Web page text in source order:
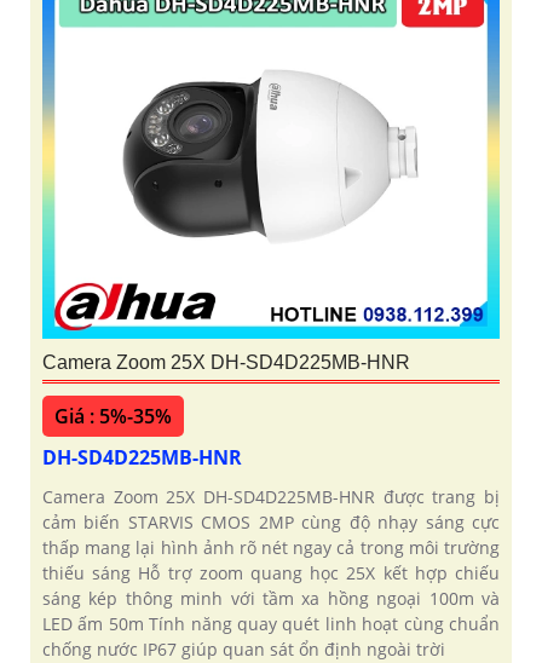
Camera Zoom 25X DH-SD4D225MB-HNR
Giá : 5%-35%
DH-SD4D225MB-HNR
Camera Zoom 25X DH-SD4D225MB-HNR được trang bị
cảm biến STARVIS CMOS 2MP cùng độ nhạy sáng cực
thấp mang lại hình ảnh rõ nét ngay cả trong môi trường
thiếu sáng Hỗ trợ zoom quang học 25X kết hợp chiếu
sáng kép thông minh với tầm xa hồng ngoại 100m và
LED ấm 50m Tính năng quay quét linh hoạt cùng chuẩn
chống nước IP67 giúp quan sát ổn định ngoài trời